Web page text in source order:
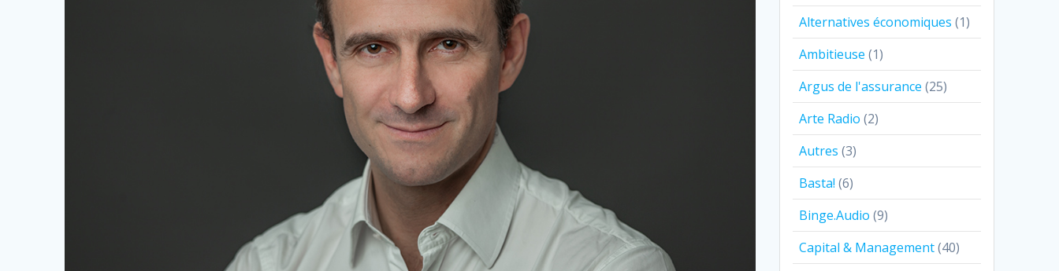
Alternatives économiques (1)
Ambitieuse (1)
Argus de l'assurance (25)
Arte Radio (2)
Autres (3)
Basta! (6)
Binge.Audio (9)
Capital & Management(40)